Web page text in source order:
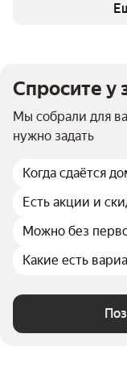
Парк на
Видеонаблюдение
Закрытая
WI-Fi
Противопожарная
Детская комната
Спросите у
Мы собрали для
нужно задать
Когда сдаётся
Есть акции и
Можно без
Какие есть